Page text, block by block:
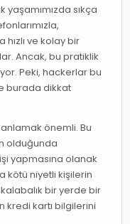
yaşamımızda sıkça
hızlı ve kolay bir
Ancak, bu pratiklik
Peki, hackerlar bu
burada dikkat
önemli. Bu
olduğunda
yapmasına olanak
kötü niyetli kişilerin
bir yerde bir
kredi kartı bilgilerini